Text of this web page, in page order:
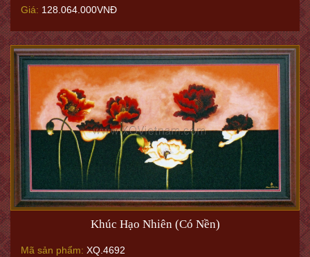
Giá: 128.064.000VNĐ
Khúc Hạo Nhiên (Có Nền)
Mã sản phẩm: XQ.4692